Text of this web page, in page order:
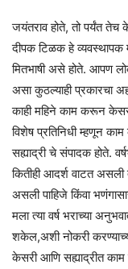
जयंतराव होते, तो पर्यंत
दीपक टिळक हे
मितभाषी असे होते. आपण
असा कुठल्याही प्रकारचा
काही महिने काम करून
विशेष प्रतिनिधी म्हणून
सह्याद्री चे संपादक होते.
कितीही आदर्श वाटत असली
असली पाहिजे किंवा
मला त्या वर्ष भराच्या
शकेल,अशी नोकरी
केसरी आणि सह्याद्रीत काम